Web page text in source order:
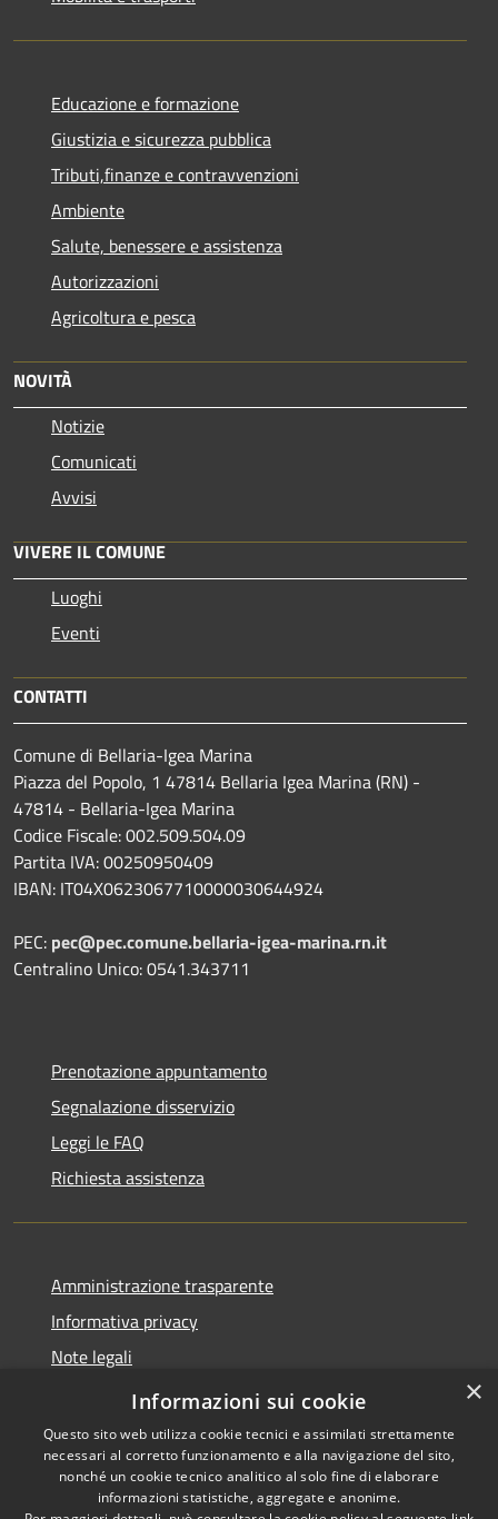
Educazione e formazione
Giustizia e sicurezza pubblica
Tributi,finanze e contravvenzioni
Ambiente
Salute, benessere e assistenza
Autorizzazioni
Agricoltura e pesca
NOVITÀ
Notizie
Comunicati
Avvisi
VIVERE IL COMUNE
Luoghi
Eventi
CONTATTI
Comune di Bellaria-Igea Marina
Piazza del Popolo, 1 47814 Bellaria Igea Marina (RN) -
47814 - Bellaria-Igea Marina
Codice Fiscale: 002.509.504.09
Partita IVA: 00250950409
IBAN: IT04X0623067710000030644924
PEC: pec@pec.comune.bellaria-igea-marina.rn.it
Centralino Unico: 0541.343711
Prenotazione appuntamento
Segnalazione disservizio
Leggi le FAQ
Richiesta assistenza
Amministrazione trasparente
Informativa privacy
Note legali
Dichiarazione di accessibilità
Copyright © 2026 • Comune di
×
Informazioni sui cookie
Questo sito web utilizza cookie tecnici e assimilati strettamente
necessari al corretto funzionamento e alla navigazione del sito,
nonché un cookie tecnico analitico al solo fine di elaborare
informazioni statistiche, aggregate e anonime.